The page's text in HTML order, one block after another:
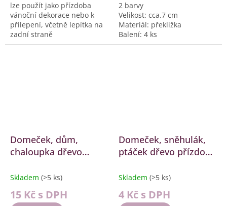
lze použít jako přízdoba
vánoční dekorace nebo k
přilepení, včetně lepítka na
zadní straně
Velikost: cca.3 cm
2 barvy
Velikost: cca.7 cm
Materiál: překližka
Balení: 4 ks
Domeček, dům,
chaloupka dřevo
Skladem (>5 ks)
15 Kč s DPH
Domeček, sněhulák,
ptáček dřevo přízdoby
Skladem (>5 ks)
4 Kč s DPH